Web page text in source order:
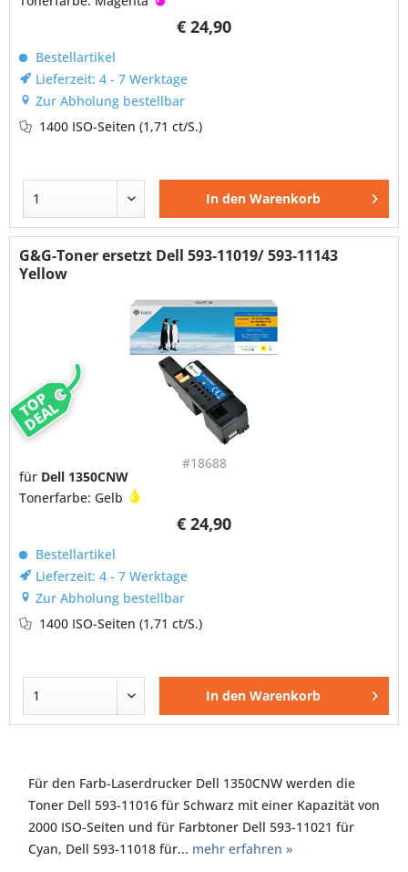
€ 24,90
Bestellartikel
Lieferzeit: 4 - 7 Werktage
Zur Abholung bestellbar
1400 ISO-Seiten(1,71 ct/S.)
In den Warenkorb
TOP
DEAL
G&G-Toner ersetzt Dell 593-11019/ 593-11143
Yellow
#18688
€ 24,90
für Dell 1350CNW
Tonerfarbe: Gelb
Bestellartikel
Lieferzeit: 4 - 7 Werktage
Zur Abholung bestellbar
1400 ISO-Seiten(1,71 ct/S.)
In den Warenkorb
Für den Farb-Laserdrucker Dell 1350CNW werden die
Toner Dell 593-11016 für Schwarz mit einer Kapazität von
2000 ISO-Seiten und für Farbtoner Dell 593-11021 für
Cyan, Dell 593-11018 für... mehr erfahren »